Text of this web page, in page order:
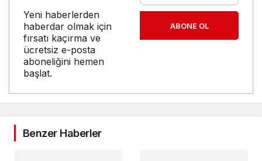
Yeni haberlerden
haberdar olmak için
fırsatı kaçırma ve
ücretsiz e-posta
aboneliğini hemen
başlat.
ABONE OL
Benzer Haberler